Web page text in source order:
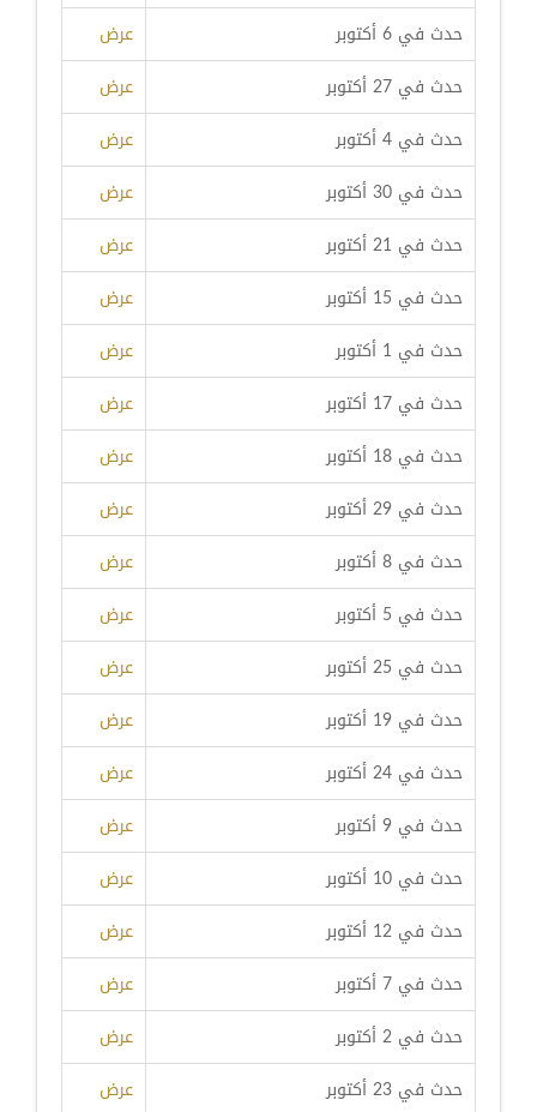
حدث في 6 أكتوبر
عرض
حدث في 27 أكتوبر
عرض
حدث في 4 أكتوبر
عرض
حدث في 30 أكتوبر
عرض
حدث في 21 أكتوبر
عرض
حدث في 15 أكتوبر
عرض
حدث في 1 أكتوبر
عرض
حدث في 17 أكتوبر
عرض
حدث في 18 أكتوبر
عرض
حدث في 29 أكتوبر
عرض
حدث في 8 أكتوبر
عرض
حدث في 5 أكتوبر
عرض
حدث في 25 أكتوبر
عرض
حدث في 19 أكتوبر
عرض
حدث في 24 أكتوبر
عرض
حدث في 9 أكتوبر
عرض
حدث في 10 أكتوبر
عرض
حدث في 12 أكتوبر
عرض
حدث في 7 أكتوبر
عرض
حدث في 2 أكتوبر
عرض
حدث في 23 أكتوبر
عرض